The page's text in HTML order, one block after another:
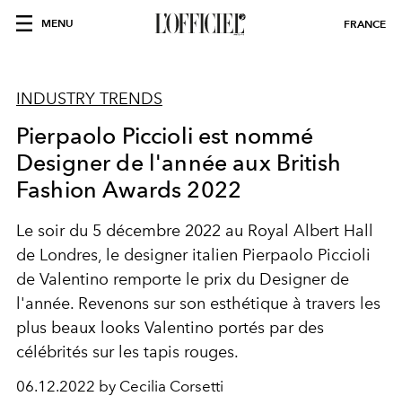
MENU FRANCE
INDUSTRY TRENDS
Pierpaolo Piccioli est nommé
Designer de l'année aux British
Fashion Awards 2022
Le soir du 5 décembre 2022 au Royal Albert Hall
de Londres, le designer italien Pierpaolo Piccioli
de Valentino remporte le prix du Designer de
l'année. Revenons sur son esthétique à travers les
plus beaux looks Valentino portés par des
célébrités sur les tapis rouges.
06.12.2022 by Cecilia Corsetti